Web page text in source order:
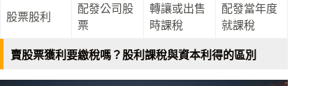
股票股利
配發公司股
票
轉讓或出售
時課稅
配發當年度
就課稅
賣股票獲利要繳稅嗎？股利課稅與資本利得的區別